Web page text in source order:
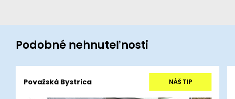
Podobné nehnuteľnosti
Považská Bystrica NÁŠ TIP